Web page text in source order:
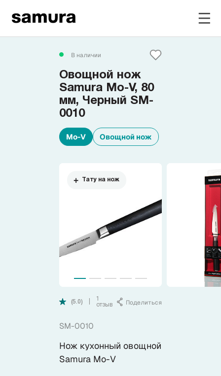
Избранное
Войти в личный кабинет
Смотреть весь каталог
Популярные подборки
В наличии
Овощной нож
Samura Mo-V, 80
мм, Черный SM-
0010
Mo-V Овощной нож
Тату на нож
(5.0)
1
отзыв
Поделиться
SM-0010
Нож кухонный овощной
Samura Mo-V